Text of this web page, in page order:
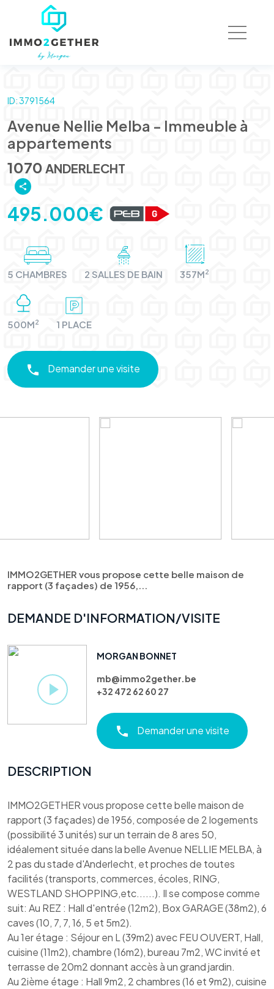
ID: 3791564
Avenue Nellie Melba - Immeuble à
appartements
1070 ANDERLECHT
495.000€
5 CHAMBRES 2 SALLES DE BAIN 357M2
500M2 1 PLACE
Demander une visite
IMMO2GETHER vous propose cette belle maison de
rapport (3 façades) de 1956,...
DEMANDE D'INFORMATION/VISITE
MORGAN BONNET
mb@immo2gether.be
+32 472 62 60 27
Demander une visite
DESCRIPTION
IMMO2GETHER vous propose cette belle maison de
rapport (3 façades) de 1956, composée de 2 logements
(possibilité 3 unités) sur un terrain de 8 ares 50,
idéalement située dans la belle Avenue NELLIE MELBA, à
2 pas du stade d'Anderlecht, et proches de toutes
facilités (transports, commerces, écoles, RING,
WESTLAND SHOPPING,etc......). Il se compose comme
suit: Au REZ : Hall d'entrée (12m2), Box GARAGE (38m2), 6
caves (10, 7, 7, 16, 5 et 5m2).
Au 1er étage : Séjour en L (39m2) avec FEU OUVERT, Hall,
cuisine (11m2), chambre (16m2), bureau 7m2, WC invité et
terrasse de 20m2 donnant accès à un grand jardin.
Au 2ième étage : Hall 9m2, 2 chambres (16 et 9m2), cuisine